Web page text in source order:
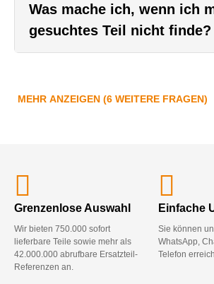
Was mache ich, wenn ich
gesuchtes Teil nicht finde?
MEHR ANZEIGEN (6 WEITERE FRAGEN)
Grenzenlose Auswahl
Wir bieten 750.000 sofort
lieferbare Teile sowie mehr als
42.000.000 abrufbare Ersatzteil-
Referenzen an.
Einfache
Sie können
WhatsApp,
Telefon